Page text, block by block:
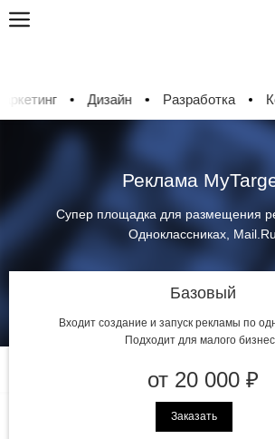
Реклама
Супер площадка для размещения
Одноклассниках, Mail.Ru
Базовый
Входит создание и запуск рекламы по
Подходит для малого
от 20 000 ₽
Заказать
Дизайн Разработка